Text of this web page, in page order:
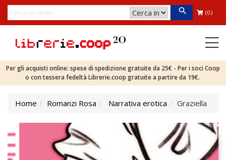
(0)
Per gli acquisti online: spese di spedizione gratuite da 25€ - Per i soci Coop
o con tessera fedeltà Librerie.coop gratuite a partire da 19€.
Home Romanzi Rosa Narrativa erotica Graziella